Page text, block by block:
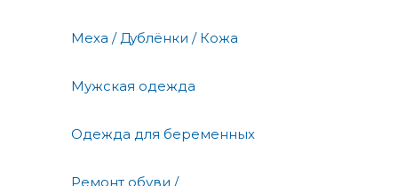
Меха / Дублёнки / Кожа
Мужская одежда
Одежда для беременных
Ремонт обуви /